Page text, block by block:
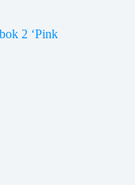
2 ‘Pink